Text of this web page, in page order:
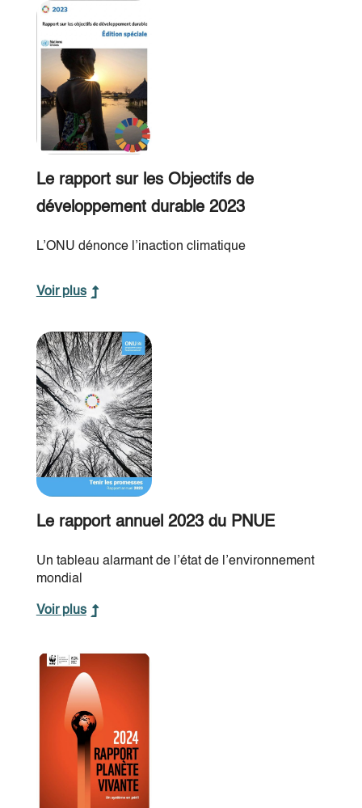
Le rapport sur les Objectifs de
développement durable 2023
L’ONU dénonce l’inaction climatique
Voir plus
Le rapport annuel 2023 du PNUE
Un tableau alarmant de l’état de l’environnement
mondial
Voir plus